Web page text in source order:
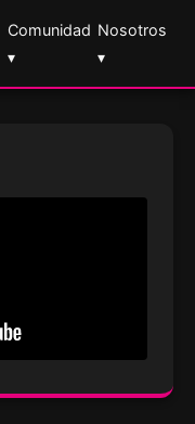
Comunidad
▾
Nosotros
▾